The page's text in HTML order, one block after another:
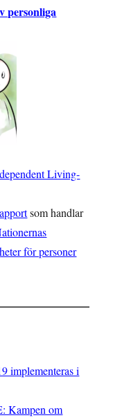
personliga
Living-
som handlar
för personer
implementeras i
Kampen om